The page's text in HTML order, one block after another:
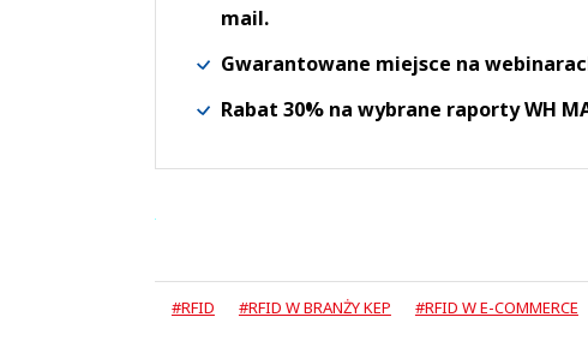
mail.
Gwarantowane miejsce na
Rabat 30% na wybrane raporty WH
#RFID #RFID W BRANŻY KEP #RFID W E-COMMERCE